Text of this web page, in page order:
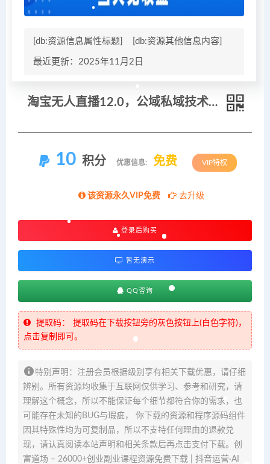
[db:资源信息属性标题] [db:资源其他信息内容]
最近更新：2025年11月2日
淘宝无人直播12.0，公域私域技术，不封号，不违规布局双十一流量风口，日入1k（独家技术）
10 积分 优惠信息: 免费 VIP特权
该资源永久VIP免费 去升级
登录后购买
暂无演示
QQ咨询
提取码：
提取码在下载按钮旁的灰色按钮上(白色字符)，
点击复制即可。
特别声明：注册会员根据级别享有相关下载优惠，请仔细
辨别。所有资源均收集于互联网仅供学习、参考和研究，请
理解这个概念，所以不能保证每个细节都符合你的需求，也
可能存在未知的BUG与瑕疵， 你下载的资源和程序源码组件
因其特殊性均为可复制品，所以不支持任何理由的退款兑
现，请认真阅读本站声明和相关条款后再点击支付下载。创
富道场 – 26000+创业副业课程资源免费下载 | 抖音运营·AI